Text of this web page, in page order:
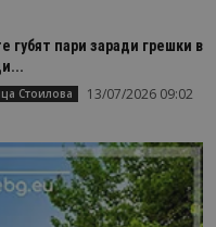
губят пари заради грешки в
Стоилова 13/07/2026 09:02